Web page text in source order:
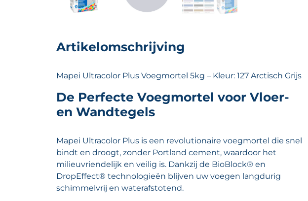
Artikelomschrijving
Mapei Ultracolor Plus Voegmortel 5kg – Kleur: 127 Arctisch Grijs
De Perfecte Voegmortel voor Vloer-
en Wandtegels
Mapei Ultracolor Plus is een revolutionaire voegmortel die snel
bindt en droogt, zonder Portland cement, waardoor het
milieuvriendelijk en veilig is. Dankzij de BioBlock® en
DropEffect® technologieën blijven uw voegen langdurig
schimmelvrij en waterafstotend.